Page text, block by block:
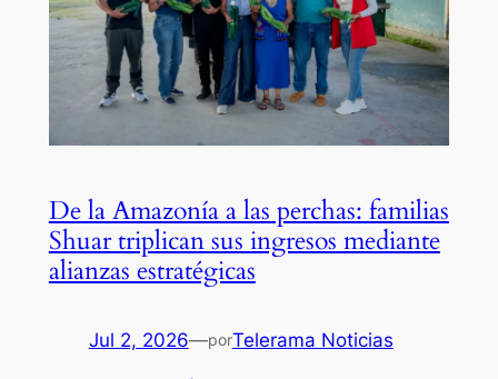
De la Amazonía a las perchas: familias
Shuar triplican sus ingresos mediante
alianzas estratégicas
Jul 2, 2026—porTelerama Noticias